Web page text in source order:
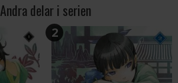
Andra delar i serien
2